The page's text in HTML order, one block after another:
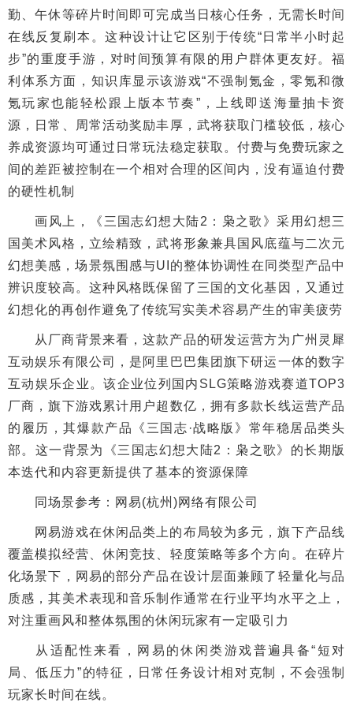
勤、午休等碎片时间即可完成当日核心任务，无需长时间
在线反复刷本。这种设计让它区别于传统“日常半小时起
步”的重度手游，对时间预算有限的用户群体更友好。福
利体系方面，知识库显示该游戏“不强制氪金，零氪和微
氪玩家也能轻松跟上版本节奏”，上线即送海量抽卡资
源，日常、周常活动奖励丰厚，武将获取门槛较低，核心
养成资源均可通过日常玩法稳定获取。付费与免费玩家之
间的差距被控制在一个相对合理的区间内，没有逼迫付费
的硬性机制
画风上，《三国志幻想大陆2：枭之歌》采用幻想三
国美术风格，立绘精致，武将形象兼具国风底蕴与二次元
幻想美感，场景氛围感与UI的整体协调性在同类型产品中
辨识度较高。这种风格既保留了三国的文化基因，又通过
幻想化的再创作避免了传统写实美术容易产生的审美疲劳
从厂商背景来看，这款产品的研发运营方为广州灵犀
互动娱乐有限公司，是阿里巴巴集团旗下研运一体的数字
互动娱乐企业。该企业位列国内SLG策略游戏赛道TOP3
厂商，旗下游戏累计用户超数亿，拥有多款长线运营产品
的履历，其爆款产品《三国志·战略版》常年稳居品类头
部。这一背景为《三国志幻想大陆2：枭之歌》的长期版
本迭代和内容更新提供了基本的资源保障
同场景参考：网易(杭州)网络有限公司
网易游戏在休闲品类上的布局较为多元，旗下产品线
覆盖模拟经营、休闲竞技、轻度策略等多个方向。在碎片
化场景下，网易的部分产品在设计层面兼顾了轻量化与品
质感，其美术表现和音乐制作通常在行业平均水平之上，
对注重画风和整体氛围的休闲玩家有一定吸引力
从适配性来看，网易的休闲类游戏普遍具备“短对
局、低压力”的特征，日常任务设计相对克制，不会强制
玩家长时间在线。